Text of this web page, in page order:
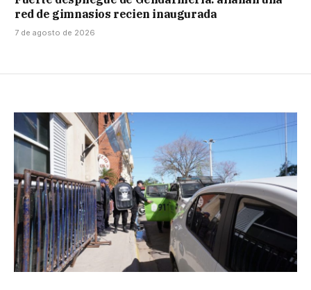
red de gimnasios recien inaugurada
7 de agosto de 2026